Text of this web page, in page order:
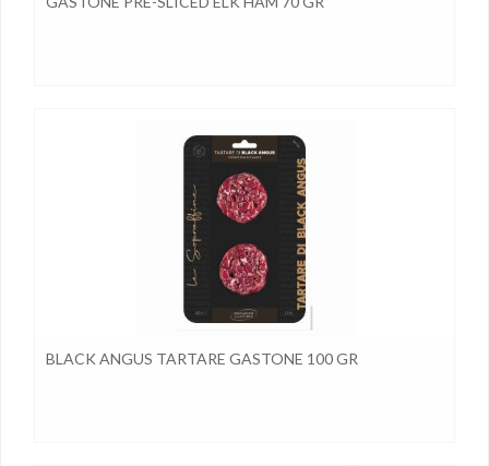
BLACK ANGUS TARTARE GASTONE 100 GR